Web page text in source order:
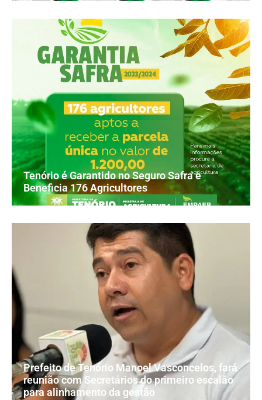
Tenório é Garantido no Seguro Safra e
Beneficia 176 Agricultores
Prefeito de Tenório Manoel Vasconcelos, fará
reunião com Secretários do primeiro escalão
para alinhamento da gestão